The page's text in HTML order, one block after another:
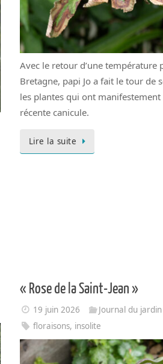
Avec le retour d’une température
Bretagne, papi Jo a fait le tour de
les plantes qui ont
récente canicule.
Lire la suite
« Rose de la Saint-Jean »
19 juin 2026
Journal du jardin
floraisons, insolite